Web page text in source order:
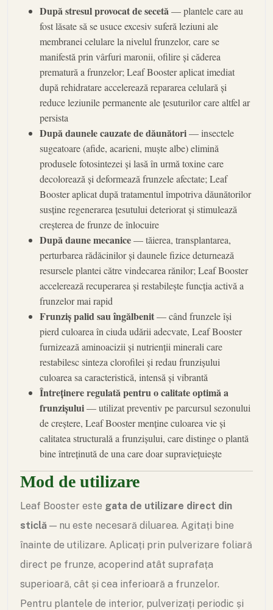
După stresul provocat de secetă— plantele care au
fost lăsate să se usuce excesiv suferă leziuni ale
membranei celulare la nivelul frunzelor, care se
manifestă prin vârfuri maronii, ofilire și căderea
prematură a frunzelor; Leaf Booster aplicat imediat
după rehidratare accelerează repararea celulară și
reduce leziunile permanente ale țesuturilor care altfel ar
persista
După daunele cauzate de dăunători— insectele
sugeatoare (afide, acarieni, muște albe) elimină
produsele fotosintezei și lasă în urmă toxine care
decolorează și deformează frunzele afectate; Leaf
Booster aplicat după tratamentul împotriva dăunătorilor
susține regenerarea țesutului deteriorat și stimulează
creșterea de frunze de înlocuire
După daune mecanice— tăierea, transplantarea,
perturbarea rădăcinilor și daunele fizice deturnează
resursele plantei către vindecarea rănilor; Leaf Booster
accelerează recuperarea și restabilește funcția activă a
frunzelor mai rapid
Frunziș palid sau îngălbenit— când frunzele își
pierd culoarea în ciuda udării adecvate, Leaf Booster
furnizează aminoacizii și nutrienții minerali care
restabilesc sinteza clorofilei și redau frunzișului
culoarea sa caracteristică, intensă și vibrantă
Întreținere regulată pentru o calitate optimă a
frunzișului— utilizat preventiv pe parcursul sezonului
de creștere, Leaf Booster menține culoarea vie și
calitatea structurală a frunzișului, care distinge o plantă
bine întreținută de una care doar supraviețuiește
Mod de utilizare
Leaf Booster este gata de utilizare direct din
sticlă — nu este necesară diluarea. Agitați bine
înainte de utilizare. Aplicați prin pulverizare foliară
direct pe frunze, acoperind atât suprafața
superioară, cât și cea inferioară a frunzelor.
Pentru plantele de interior, pulverizați periodic și